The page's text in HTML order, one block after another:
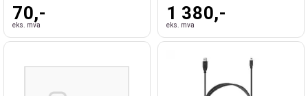
70,-
eks. mva
1 380,-
eks. mva